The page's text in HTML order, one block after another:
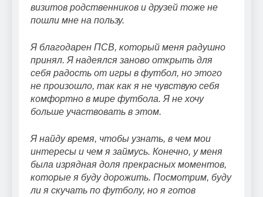
визитов родственников и друзей тоже не
пошли мне на пользу.
Я благодарен ПСВ, который меня радушно
принял. Я надеялся заново открыть для
себя радость от игры в футбол, но этого
не произошло, так как я не чувствую себя
комфортно в мире футбола. Я не хочу
больше участвовать в этом.
Я найду время, чтобы узнать, в чем мои
интересы и чем я займусь. Конечно, у меня
была изрядная доля прекрасных моментов,
которые я буду дорожить. Посмотрим, буду
ли я скучать по футболу, но я готов